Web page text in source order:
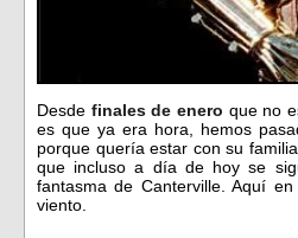
Desde finales de enero que no
es que ya era hora, hemos
porque quería estar con su
que incluso a día de hoy se
fantasma de Canterville. Aquí
viento.